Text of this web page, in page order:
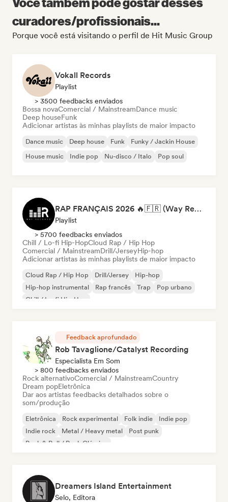
curadores/profissionais...
Porque você está visitando o perfil de Hit Music Group
Vokall Records
Playlist
> 3500 feedbacks enviados
Bossa novaComercial / MainstreamDance music
Deep houseFunk
Adicionar artistas às minhas playlists de maior impacto
Dance music Deep house Funk
Funky / Jackin House
House music
Indie pop Nu-disco / Italo Pop soul
RAP FRANÇAIS 2026 🔥🇫🇷 (Way Records)
Playlist
> 5700 feedbacks enviados
Chill / Lo-fi Hip-HopCloud Rap / Hip Hop
Comercial / MainstreamDrill/JerseyHip-hop
Adicionar artistas às minhas playlists de maior impacto
Cloud Rap / Hip Hop Drill/Jersey
Hip-hop
Hip-hop instrumental
Rap francês Trap
Pop urbano
Chill / Lo-fi Hip-Hop
Feedback aprofundado
Rob Tavaglione/Catalyst Recording
Especialista Em Som
> 800 feedbacks enviados
Rock alternativoComercial / MainstreamCountry
Dream popEletrônica
Dar aos artistas feedbacks detalhados sobre o
som/produção
Eletrônica Rock experimental Folk indie
Indie pop
Indie rock
Metal / Heavy metal
Post punk
Rock & Roll / Rock Clássico
Dreamers Island Entertainment
Selo, Editora